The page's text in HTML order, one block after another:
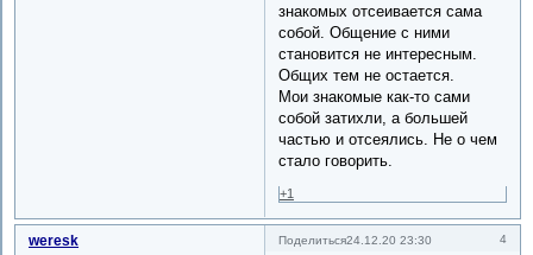
знакомых отсеивается сама
собой. Общение с ними
становится не интересным.
Общих тем не остается.
Мои знакомые как-то сами
собой затихли, а большей
частью и отсеялись. Не о чем
стало говорить.
+1
Поделиться 4
24.12.20 23:30
weresk